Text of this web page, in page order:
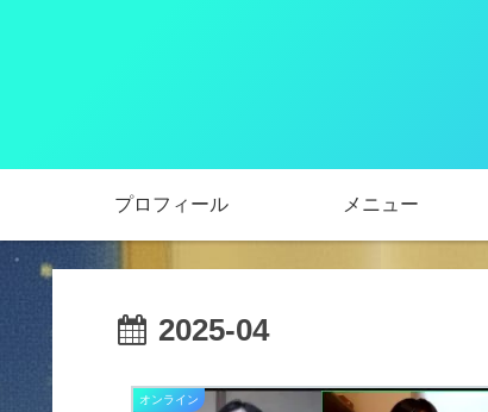
プロフィール メニュー
2025-04
オンライン